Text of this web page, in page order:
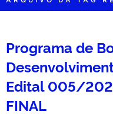
INTERNACIONAL
Programa de
Edital 005/
FINAL